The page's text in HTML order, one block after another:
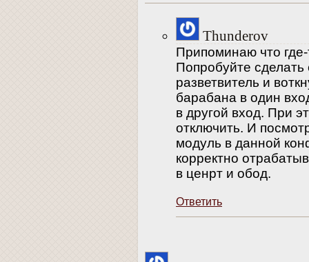
Thunderov
Припоминаю что
Попробуйте
разветвитель и
барабана в один
в другой вход. При
отключить. И
модуль в данной
корректно
в ценрт и обод.
Ответить